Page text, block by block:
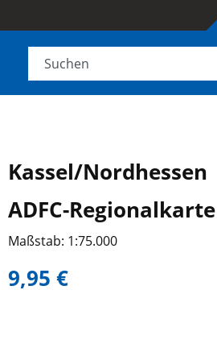
Kassel/Nordhessen
ADFC-Regionalkarte
Maßstab: 1:75.000
9,95 €